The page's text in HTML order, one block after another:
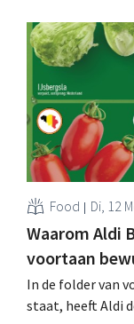
Food Di, 12
Waarom Aldi
voortaan
In de folder van
staat, heeft Aldi